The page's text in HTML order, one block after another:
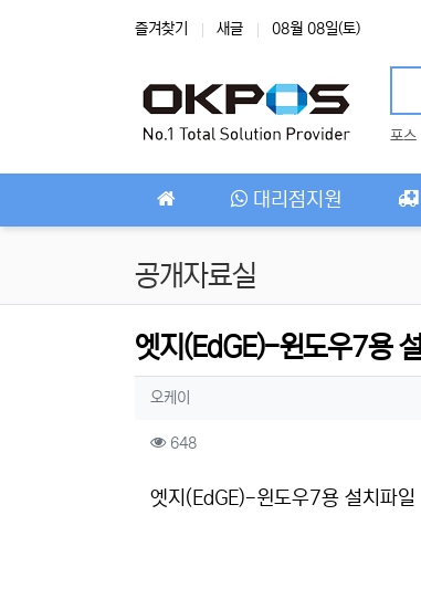
즐겨찾기 새글 08월 08일(토)
포스
대리점지원
공개자료실
엣지(EdGE)-윈도우7용
작성자 정보
오케이
컨텐츠 정보
648조회
본문
엣지(EdGE)-윈도우7용 설치파일